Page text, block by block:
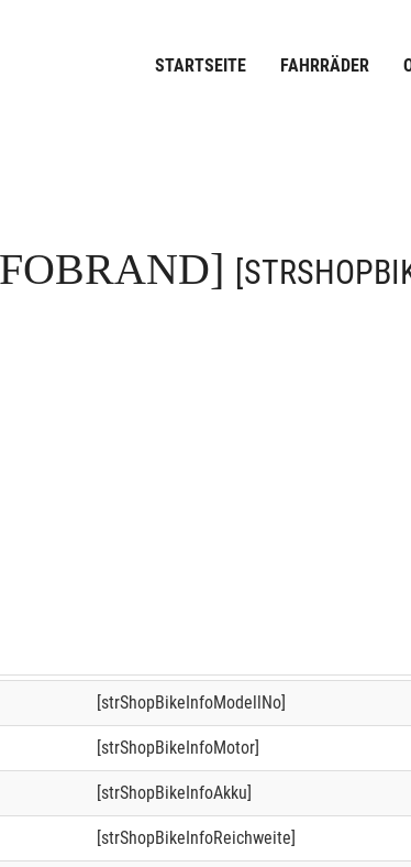
STARTSEITE FAHRRÄDER
[strShopBikeInfoModellNo]
[strShopBikeInfoMotor]
[strShopBikeInfoAkku]
[strShopBikeInfoReichweite]